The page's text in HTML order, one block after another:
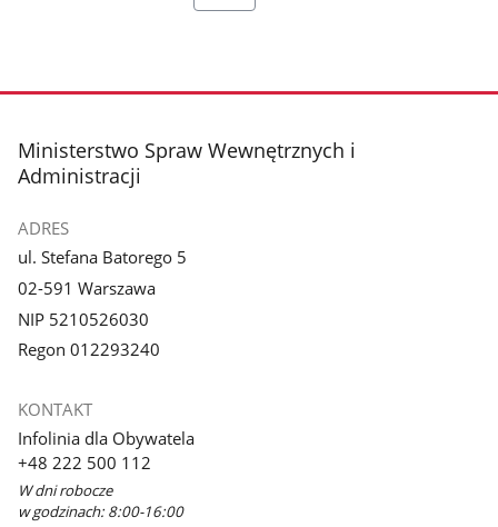
stopka
Ministerstwo Spraw Wewnętrznych i
Administracji
ADRES
ul. Stefana Batorego 5
02-591 Warszawa
NIP 5210526030
Regon 012293240
KONTAKT
Infolinia dla Obywatela
+48 222 500 112
W dni robocze
w godzinach: 8:00-16:00